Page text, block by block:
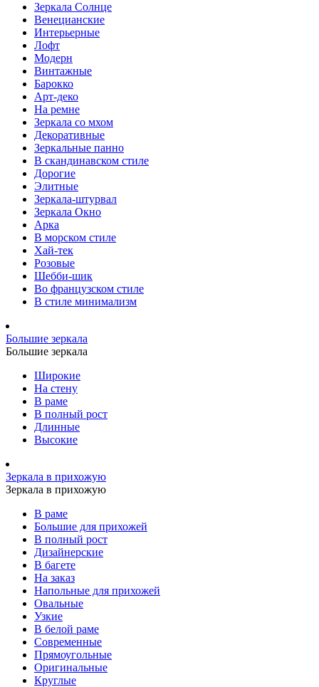
Зеркала Солнце
Венецианские
Интерьерные
Лофт
Модерн
Винтажные
Барокко
Арт-деко
На ремне
Зеркала со мхом
Декоративные
Зеркальные панно
В скандинавском стиле
Дорогие
Элитные
Зеркала-штурвал
Зеркала Окно
Арка
В морском стиле
Хай-тек
Розовые
Шебби-шик
Во французском стиле
В стиле минимализм
Большие зеркала
Большие зеркала
Широкие
На стену
В раме
В полный рост
Длинные
Высокие
Зеркала в прихожую
Зеркала в прихожую
В раме
Большие для прихожей
В полный рост
Дизайнерские
В багете
На заказ
Напольные для прихожей
Овальные
Узкие
В белой раме
Современные
Прямоугольные
Оригинальные
Круглые